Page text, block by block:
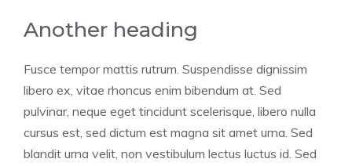
Another heading
Fusce tempor mattis rutrum. Suspendisse dignissim
libero ex, vitae rhoncus enim bibendum at. Sed
pulvinar, neque eget tincidunt scelerisque, libero nulla
cursus est, sed dictum est magna sit amet urna. Sed
blandit urna velit, non vestibulum lectus luctus id. Sed